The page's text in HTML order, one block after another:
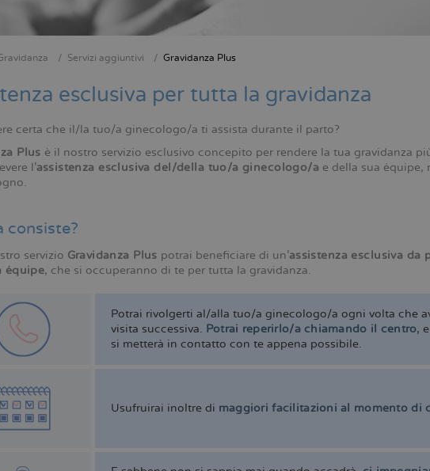
Servizi aggiuntivi Gravidanza Plus
esclusiva per tutta la gravidanza
certa che il/la tuo/a ginecologo/a ti assista durante il parto?
Plus è il nostro servizio esclusivo concepito per rendere la tua gravidanza
l’assistenza esclusiva del/della tuo/a ginecologo/a e della sua
consiste?
servizio Gravidanza Plus potrai beneficiare di un’assistenza esclusiva
équipe, che si occuperanno di te per tutta la gravidanza.
Potrai rivolgerti al/alla tuo/a ginecologo/a ogni volta che
visita successiva. Potrai reperirlo/a chiamando il centro,
si metterà in contatto con te appena possibile.
Usufruirai inoltre di maggiori facilitazioni al momento di